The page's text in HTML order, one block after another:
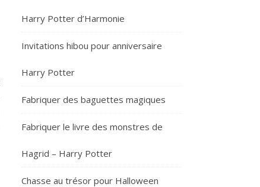
Harry Potter d’Harmonie
Invitations hibou pour anniversaire
Harry Potter
Fabriquer des baguettes magiques
Fabriquer le livre des monstres de
Hagrid – Harry Potter
Chasse au trésor pour Halloween